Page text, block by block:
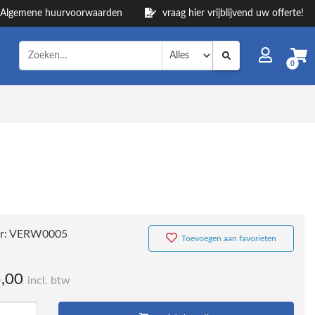
Algemene huurvoorwaarden vraag hier vrijblijvend uw offerte!
0
VERW0005
incl. btw
Toevoegen aan favorieten